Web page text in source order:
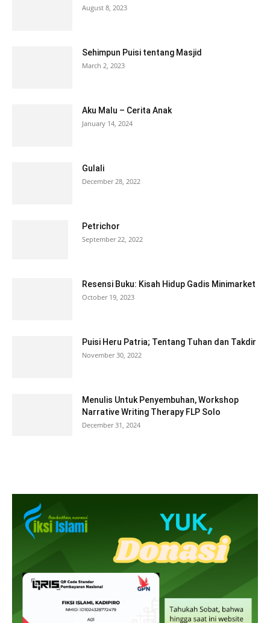
August 8, 2023
Sehimpun Puisi tentang Masjid
March 2, 2023
Aku Malu – Cerita Anak
January 14, 2024
Gulali
December 28, 2022
Petrichor
September 22, 2022
Resensi Buku: Kisah Hidup Gadis Minimarket
October 19, 2023
Puisi Heru Patria; Tentang Tuhan dan Takdir
November 30, 2022
Menulis Untuk Penyembuhan, Workshop
Narrative Writing Therapy FLP Solo
December 31, 2024